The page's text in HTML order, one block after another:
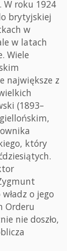
roku 1924
brytyjskiej
w
w latach
Wiele
największe z
(1893–
który
o jego
Orderu
nie doszło,